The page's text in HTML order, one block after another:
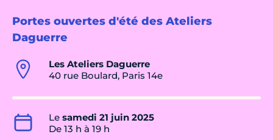
Portes ouvertes d'été des Ateliers
Daguerre
Les Ateliers Daguerre
40 rue Boulard, Paris 14e
Le samedi 21 juin 2025
De 13 h à 19 h